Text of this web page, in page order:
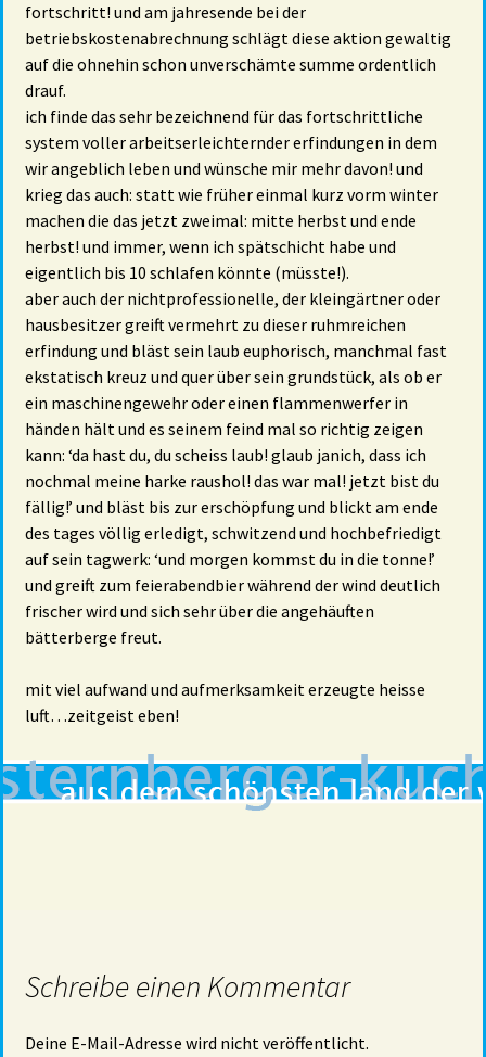
fortschritt! und am jahresende bei der
betriebskostenabrechnung schlägt diese aktion gewaltig
auf die ohnehin schon unverschämte summe ordentlich
drauf.
ich finde das sehr bezeichnend für das fortschrittliche
system voller arbeitserleichternder erfindungen in dem
wir angeblich leben und wünsche mir mehr davon! und
krieg das auch: statt wie früher einmal kurz vorm winter
machen die das jetzt zweimal: mitte herbst und ende
herbst! und immer, wenn ich spätschicht habe und
eigentlich bis 10 schlafen könnte (müsste!).
aber auch der nichtprofessionelle, der kleingärtner oder
hausbesitzer greift vermehrt zu dieser ruhmreichen
erfindung und bläst sein laub euphorisch, manchmal fast
ekstatisch kreuz und quer über sein grundstück, als ob er
ein maschinengewehr oder einen flammenwerfer in
händen hält und es seinem feind mal so richtig zeigen
kann: ‘da hast du, du scheiss laub! glaub janich, dass ich
nochmal meine harke raushol! das war mal! jetzt bist du
fällig!’ und bläst bis zur erschöpfung und blickt am ende
des tages völlig erledigt, schwitzend und hochbefriedigt
auf sein tagwerk: ‘und morgen kommst du in die tonne!’
und greift zum feierabendbier während der wind deutlich
frischer wird und sich sehr über die angehäuften
bätterberge freut.
mit viel aufwand und aufmerksamkeit erzeugte heisse
luft…zeitgeist eben!
Schreibe einen Kommentar
Deine E-Mail-Adresse wird nicht veröffentlicht.